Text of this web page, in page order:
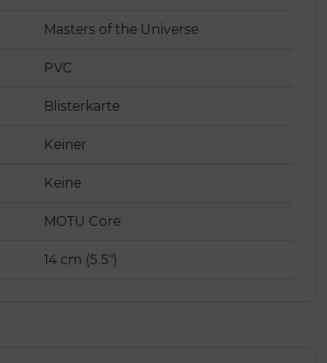
Masters of the Universe
PVC
Blisterkarte
Keiner
Keine
MOTU Core
14 cm (5.5")